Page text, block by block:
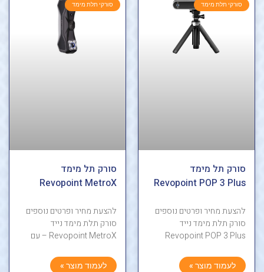
סורקי תלת מימד
סורק תל מימד
Revopoint POP 3 Plus
להצעת מחיר ופרטים נוספים
סורק תלת מימד נייד
Revopoint POP 3 Plus
לעמוד מוצר »
סורקי תלת מימד
סורק תל מימד
Revopoint MetroX
להצעת מחיר ופרטים נוספים
סורק תלת מימד נייד
Revopoint MetroX – עם
לעמוד מוצר »